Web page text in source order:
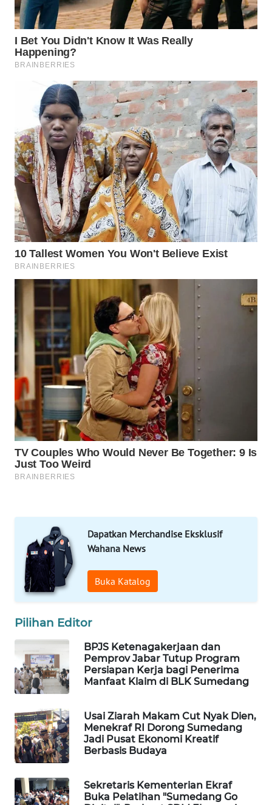
Dapatkan Merchandise Eksklusif
Wahana News
Buka Katalog
Pilihan Editor
BPJS Ketenagakerjaan dan
Pemprov Jabar Tutup Program
Persiapan Kerja bagi Penerima
Manfaat Klaim di BLK Sumedang
Usai Ziarah Makam Cut Nyak Dien,
Menekraf RI Dorong Sumedang
Jadi Pusat Ekonomi Kreatif
Berbasis Budaya
Sekretaris Kementerian Ekraf
Buka Pelatihan "Sumedang Go
UMKM
WAHANA
SELEB
WAHANA
PERSONA
WAHANA
OTOMOTIF
WAHANA
HEALTH
WAHANA
DESA
WISATA
WAHANA
Wahana
Network
KONSUMEN
LISTRIK
MASYARAKAT
KELISTRIKAN
WALINKI
ID
MARTABAT
NET
PLN
WATCH
LPKKI
LKKI
KOPEKLIN
PORTAL